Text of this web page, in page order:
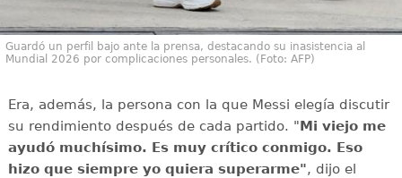
Guardó un perfil bajo ante la prensa, destacando su inasistencia al
Mundial 2026 por complicaciones personales. (Foto: AFP)
Era, además, la persona con la que Messi elegía discutir
su rendimiento después de cada partido. "Mi viejo me
ayudó muchísimo. Es muy crítico conmigo. Eso
hizo que siempre yo quiera superarme", dijo el